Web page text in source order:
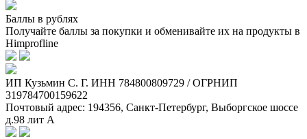
Баллы в рублях
Получайте баллы за покупки и обменивайте их на продукты в
Himprofline
ИП Кузьмин C. Г. ИНН 784800809729 / ОГРНИП
319784700159622
Почтовый адрес: 194356, Санкт-Петербург, Выборгское шоссе
д.98 лит А